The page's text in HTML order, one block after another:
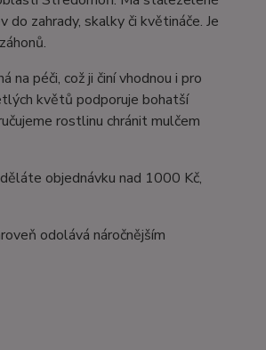
zahrady, skalky či květináče. Je
na péči, což ji činí vhodnou i pro
květů podporuje bohatší
rostlinu chránit mulčem
objednávku nad 1000 Kč,
odolává náročnějším